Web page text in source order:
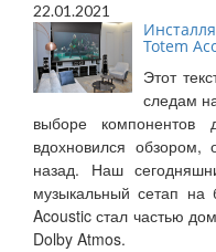
22.01.2021
Totem
Этот
следам
выборе
вдохновился
назад. Наш
музыкальный сетап на
Acoustic стал частью
Dolby Atmos.